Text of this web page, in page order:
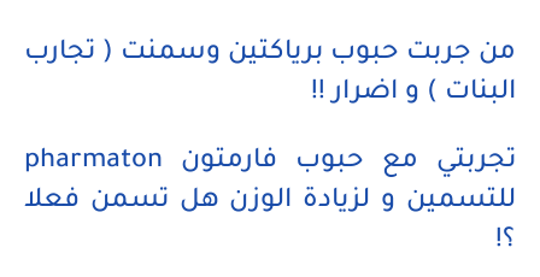
من جربت حبوب برياكتين وسمنت ( تجارب
البنات ) و اضرار !!
تجربتي مع حبوب فارمتون pharmaton
للتسمين و لزيادة الوزن هل تسمن فعلا
؟!